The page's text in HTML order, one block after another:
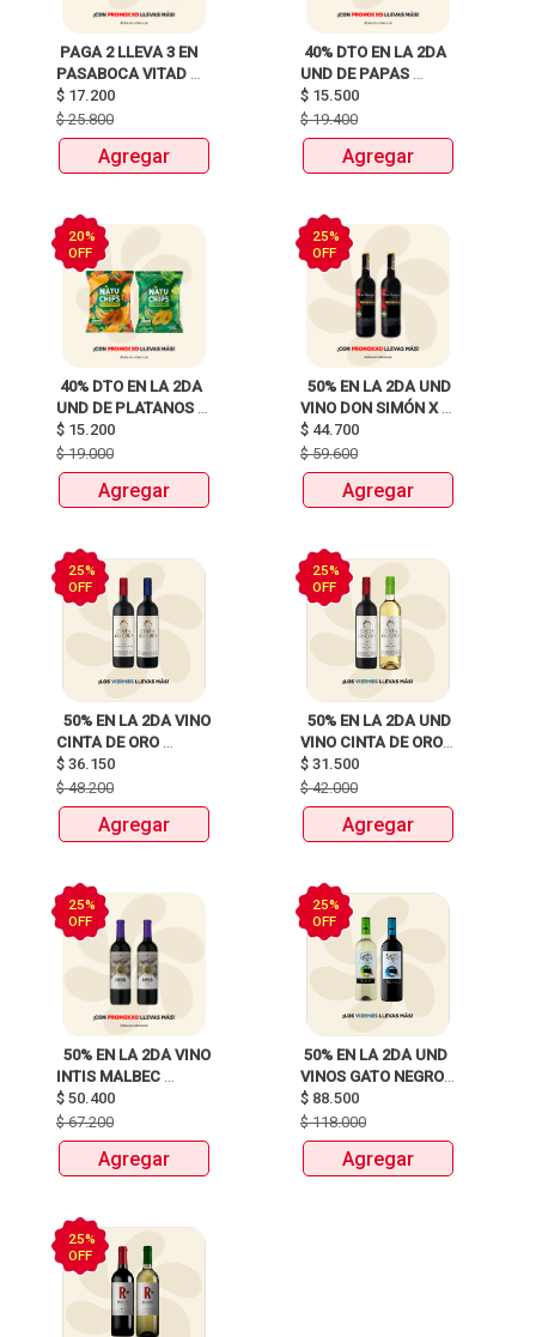
PAGA 2 LLEVA 3 EN
PASABOCA VITAD
$ 17.200
$25.800
Agregar
40% DTO EN LA 2DA
UND DE PAPAS
MARGARITA RECETA
CLASICA X 120G Y
115G
$ 15.500
$19.400
Agregar
20%
OFF
40% DTO EN LA 2DA
UND DE PLATANOS
MARCA NATUCHIPS
$ 15.200
$19.000
Agregar
25%
OFF
  50% EN LA 2DA UND
VINO DON SIMÓN X
750ML
$ 44.700
$59.600
Agregar
25%
OFF
  50% EN LA 2DA VINO
CINTA DE ORO
$ 36.150
$48.200
Agregar
25%
OFF
  50% EN LA 2DA UND
VINO CINTA DE ORO
$ 31.500
$42.000
Agregar
25%
OFF
  50% EN LA 2DA VINO
INTIS MALBEC
X750ML
$ 50.400
$67.200
Agregar
25%
OFF
50% EN LA 2DA UND
VINOS GATO NEGRO
$ 88.500
$118.000
Agregar
25%
OFF